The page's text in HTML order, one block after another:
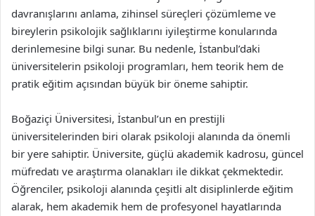
davranışlarını anlama, zihinsel süreçleri çözümleme ve
bireylerin psikolojik sağlıklarını iyileştirme konularında
derinlemesine bilgi sunar. Bu nedenle, İstanbul’daki
üniversitelerin psikoloji programları, hem teorik hem de
pratik eğitim açısından büyük bir öneme sahiptir.
Boğaziçi Üniversitesi, İstanbul’un en prestijli
üniversitelerinden biri olarak psikoloji alanında da önemli
bir yere sahiptir. Üniversite, güçlü akademik kadrosu, güncel
müfredatı ve araştırma olanakları ile dikkat çekmektedir.
Öğrenciler, psikoloji alanında çeşitli alt disiplinlerde eğitim
alarak, hem akademik hem de profesyonel hayatlarında